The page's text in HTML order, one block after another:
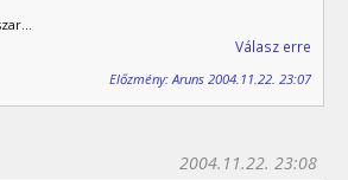
Válasz erre
Előzmény: Aruns 2004.11.22. 23:07
2004.11.22. 23:08